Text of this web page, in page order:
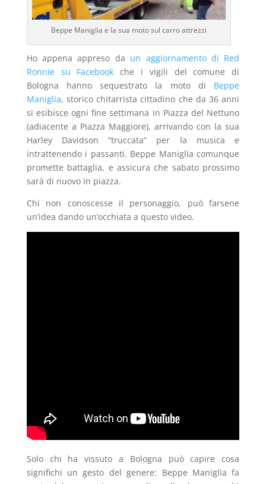
Beppe Maniglia e la sua moto sul carro attrezzi
Ho appena appreso da un aggiornamento di Red
Ronnie su Facebook che i vigili del comune di
Bologna hanno sequestrato la moto di Beppe
Maniglia, storico chitarrista cittadino che da 36 anni
si esibisce ogni fine settimana in Piazza del Nettuno
(adiacente a Piazza Maggiore), arrivando con la sua
Harley Davidson “truccata” per la musica e
intrattenendo i passanti. Beppe Maniglia comunque
promette battaglia, e assicura che sabato prossimo
sarà di nuovo in piazza.
Chi non conoscesse il personaggio, può farsene
un’idea dando un’occhiata a questo video.
Solo chi ha vissuto a Bologna può capire cosa
significhi un gesto del genere: Beppe Maniglia fa